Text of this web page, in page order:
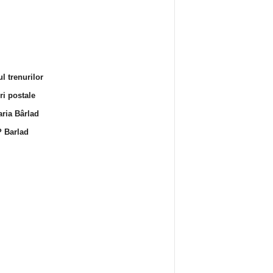
trenurilor
postale
Bârlad
Barlad